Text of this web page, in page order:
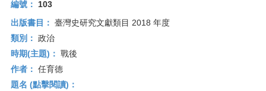
編號：
103
出版書目： 臺灣史研究文獻類目 2018 年度
類別： 政治
時期(主題)： 戰後
作者： 任育德
題名 (點擊閱讀)：